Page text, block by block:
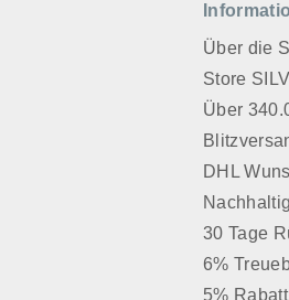
Über die
Store
Über
DHL
30 Tage
6%
5%